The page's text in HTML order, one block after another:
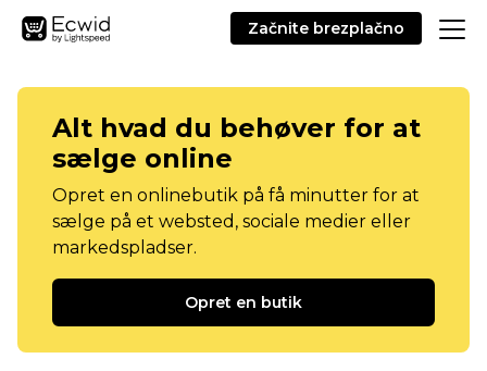
Začnite brezplačno
Alt hvad du behøver for at
sælge online
Opret en onlinebutik på få minutter for at
sælge på et websted, sociale medier eller
markedspladser.
Opret en butik